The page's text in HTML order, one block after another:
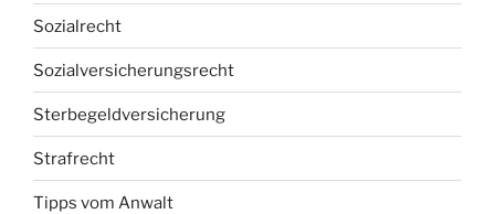
Sozialrecht
Sozialversicherungsrecht
Sterbegeldversicherung
Strafrecht
Tipps vom Anwalt